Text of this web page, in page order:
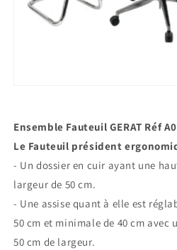
1
dans
une
fenêtre
modale
Ensemble Fauteuil GERAT Réf
Le Fauteuil président
- Un dossier en cuir ayant une
largeur de 50 cm.
- Une assise quant à elle est
50 cm et minimale de 40 cm avec
50 cm de largeur.